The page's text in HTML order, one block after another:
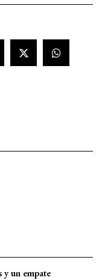
un empate